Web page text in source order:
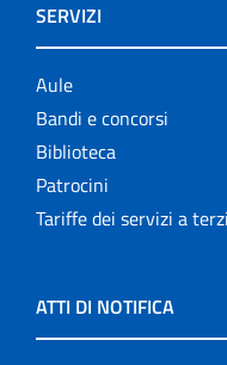
SERVIZI
Aule
Bandi e concorsi
Biblioteca
Patrocini
Tariffe dei servizi a terzi
ATTI DI NOTIFICA